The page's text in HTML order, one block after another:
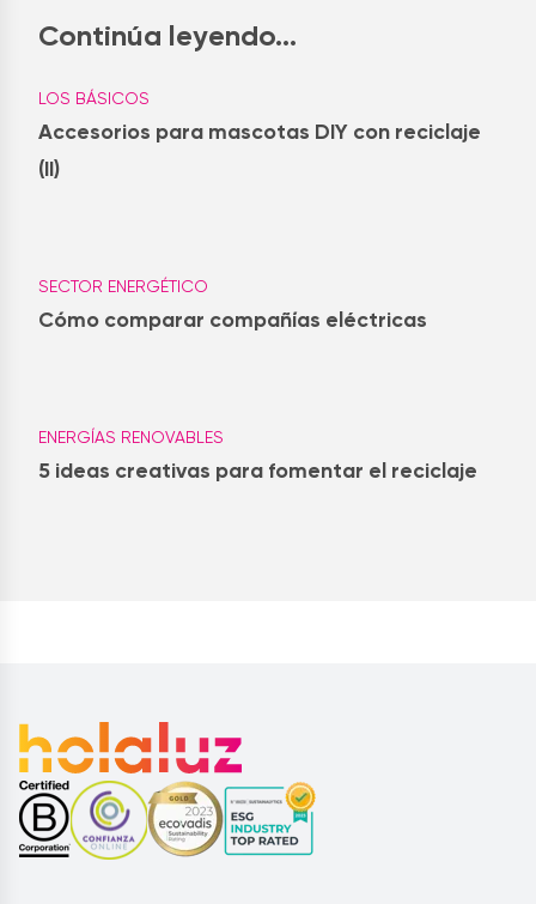
Continúa leyendo...
LOS BÁSICOS
Accesorios para mascotas DIY con reciclaje
(II)
SECTOR ENERGÉTICO
Cómo comparar compañías eléctricas
ENERGÍAS RENOVABLES
5 ideas creativas para fomentar el reciclaje